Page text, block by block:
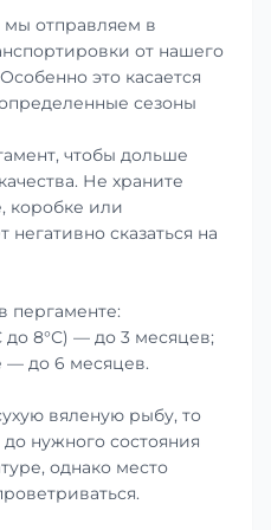
отправляем в
от нашего
это касается
сезоны
чтобы дольше
Не храните
коробке или
сказаться на
пергаменте:
до 8°С) — до 3 месяцев;
— до 6 месяцев.
вяленую рыбу, то
нужного состояния
однако место